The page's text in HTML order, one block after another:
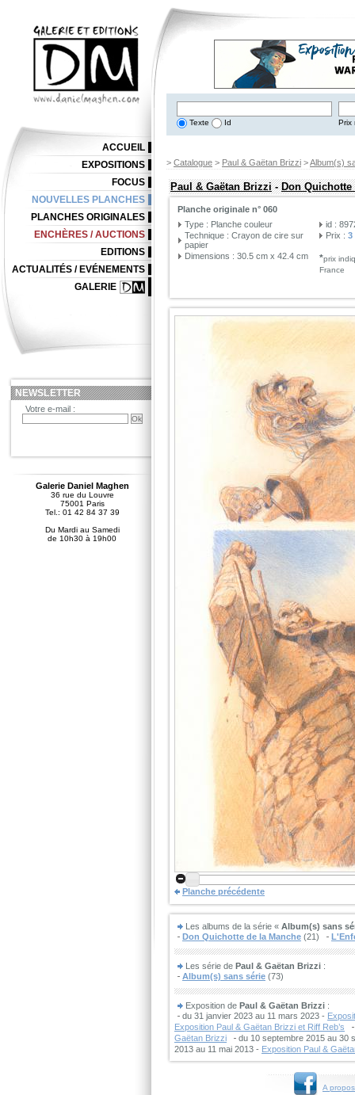
Texte Id Prix
> Catalogue > Paul & Gaëtan Brizzi >Album(s)
Paul & Gaëtan Brizzi-Don Quichotte
Planche originale n° 060
Type : Planche couleur
Technique : Crayon de cire sur
papier
Dimensions : 30.5 cm x 42.4 cm
id :
Prix :3
*prix
France
Planche précédente
Les albums de la série « Album(s) sans
Don Quichotte de la Manche (21)
Les série de Paul & Gaëtan Brizzi :
Album(s) sans série (73)
Exposition de Paul & Gaëtan Brizzi :
du 31 janvier 2023 au 11 mars 2023 -
Exposition Paul & Gaëtan Brizzi et Riff Reb’s
Gaëtan Brizzi
du 10 septembre 2015 au 30
2013 au 11 mai 2013 - Exposition Paul &
A
ACCUEIL
EXPOSITIONS
FOCUS
NOUVELLES PLANCHES
PLANCHES ORIGINALES
ENCHÈRES / AUCTIONS
EDITIONS
ACTUALITÉS / EVÉNEMENTS
GALERIE
NEWSLETTER
Votre e-mail :
Galerie Daniel Maghen
36 rue du Louvre
75001 Paris
Tel.: 01 42 84 37 39
Du Mardi au Samedi
de 10h30 à 19h00